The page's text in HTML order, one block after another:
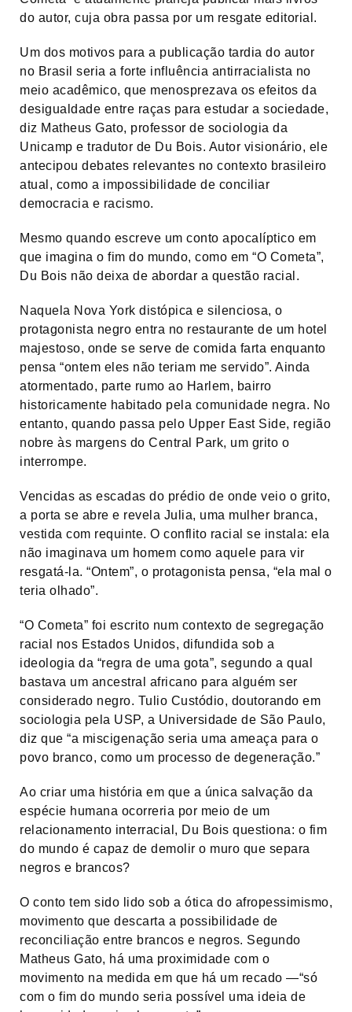
do autor, cuja obra passa por um resgate editorial.
Um dos motivos para a publicação tardia do autor
no Brasil seria a forte influência antirracialista no
meio acadêmico, que menosprezava os efeitos da
desigualdade entre raças para estudar a sociedade,
diz Matheus Gato, professor de sociologia da
Unicamp e tradutor de Du Bois. Autor visionário, ele
antecipou debates relevantes no contexto brasileiro
atual, como a impossibilidade de conciliar
democracia e racismo.
Mesmo quando escreve um conto apocalíptico em
que imagina o fim do mundo, como em “O Cometa”,
Du Bois não deixa de abordar a questão racial.
Naquela Nova York distópica e silenciosa, o
protagonista negro entra no restaurante de um hotel
majestoso, onde se serve de comida farta enquanto
pensa “ontem eles não teriam me servido”. Ainda
atormentado, parte rumo ao Harlem, bairro
historicamente habitado pela comunidade negra. No
entanto, quando passa pelo Upper East Side, região
nobre às margens do Central Park, um grito o
interrompe.
Vencidas as escadas do prédio de onde veio o grito,
a porta se abre e revela Julia, uma mulher branca,
vestida com requinte. O conflito racial se instala: ela
não imaginava um homem como aquele para vir
resgatá-la. “Ontem”, o protagonista pensa, “ela mal o
teria olhado”.
“O Cometa” foi escrito num contexto de segregação
racial nos Estados Unidos, difundida sob a
ideologia da “regra de uma gota”, segundo a qual
bastava um ancestral africano para alguém ser
considerado negro. Tulio Custódio, doutorando em
sociologia pela USP, a Universidade de São Paulo,
diz que “a miscigenação seria uma ameaça para o
povo branco, como um processo de degeneração.”
Ao criar uma história em que a única salvação da
espécie humana ocorreria por meio de um
relacionamento interracial, Du Bois questiona: o fim
do mundo é capaz de demolir o muro que separa
negros e brancos?
O conto tem sido lido sob a ótica do afropessimismo,
movimento que descarta a possibilidade de
reconciliação entre brancos e negros. Segundo
Matheus Gato, há uma proximidade com o
movimento na medida em que há um recado —“só
com o fim do mundo seria possível uma ideia de